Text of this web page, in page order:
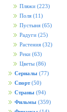
Пляжи (223)
Поля (11)
Пустыня (65)
Радуги (25)
Растения (32)
Реки (63)
Цветы (86)
Сериалы (77)
Спорт (50)
Страны (94)
Фильмы (359)